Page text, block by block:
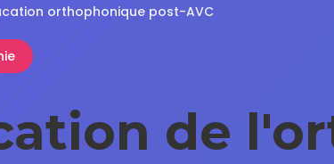
orthophonique post-AVC
de